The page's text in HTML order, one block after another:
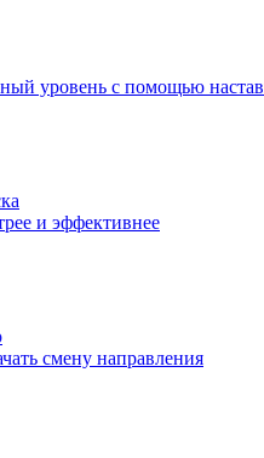
уровень с помощью
и эффективнее
смену направления